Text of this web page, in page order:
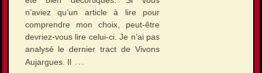
n’aviez qu’un article à lire pour
comprendre mon choix, peut-être
devriez-vous lire celui-ci. Je n’ai pas
analysé le dernier tract de Vivons
Aujargues. Il …